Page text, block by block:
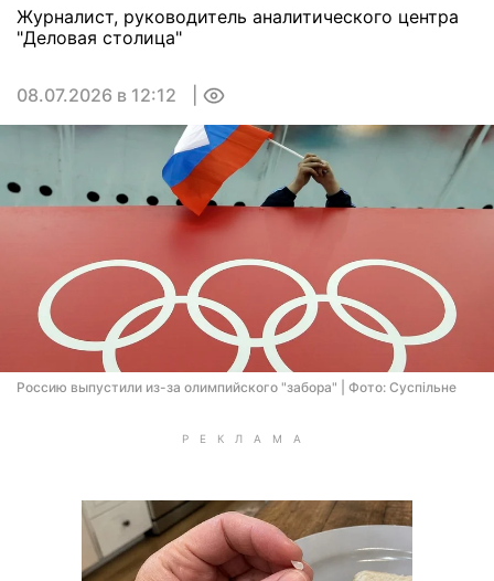
Журналист, руководитель аналитического центра
"Деловая столица"
08.07.2026 в 12:12
Россию выпустили из-за олимпийского "забора" | Фото: Суспільне